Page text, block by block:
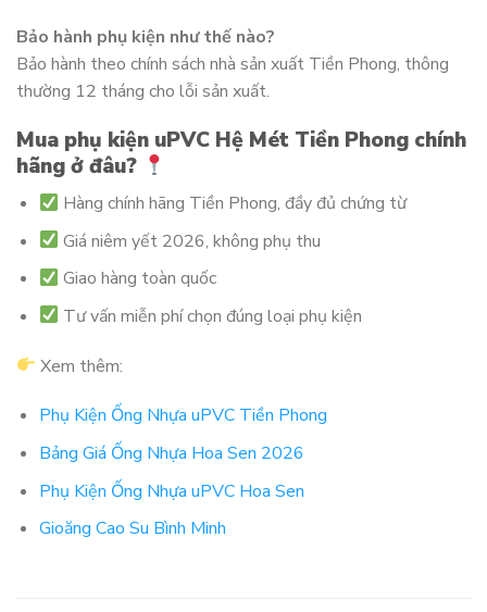
Bảo hành phụ kiện như thế nào?
Bảo hành theo chính sách nhà sản xuất Tiền Phong, thông
thường 12 tháng cho lỗi sản xuất.
Mua phụ kiện uPVC Hệ Mét Tiền Phong chính
hãng ở đâu?
Hàng chính hãng Tiền Phong, đầy đủ chứng từ
Giá niêm yết 2026, không phụ thu
Giao hàng toàn quốc
Tư vấn miễn phí chọn đúng loại phụ kiện
Xem thêm:
Phụ Kiện Ống Nhựa uPVC Tiền Phong
Bảng Giá Ống Nhựa Hoa Sen 2026
Phụ Kiện Ống Nhựa uPVC Hoa Sen
Gioăng Cao Su Bình Minh